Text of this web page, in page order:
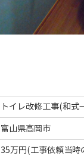
トイレ改修工事(和
富山県高岡市
35万円(工事依頼当時